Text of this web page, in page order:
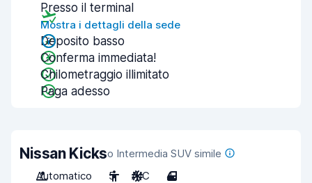
Presso il terminal
Mostra i dettagli della sede
Deposito basso
Conferma immediata!
Chilometraggio illimitato
Paga adesso
Nissan Kickso Intermedia SUV simile
Automatico
5 A/C 4